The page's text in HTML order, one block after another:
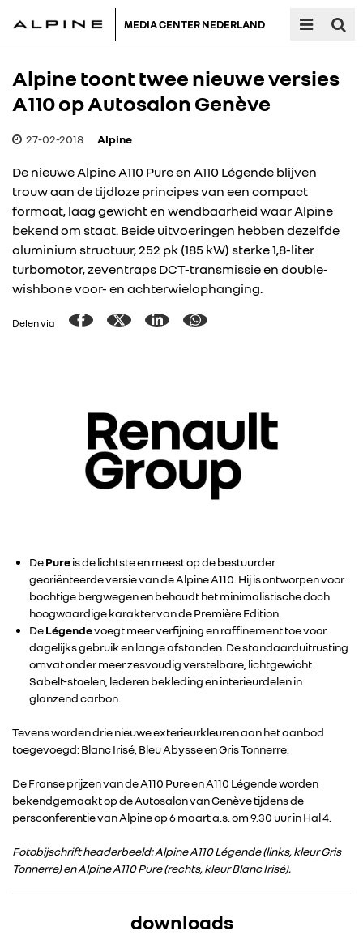
MEDIA CENTER NEDERLAND
RENAULT GROUP
RENAULT
DACIA
ALPINE
Alpine toont twee nieuwe versies
A110 op Autosalon Genève
27-02-2018 Alpine
De nieuwe Alpine A110 Pure en A110 Légende blijven
trouw aan de tijdloze principes van een compact
formaat, laag gewicht en wendbaarheid waar Alpine
bekend om staat. Beide uitvoeringen hebben dezelfde
aluminium structuur, 252 pk (185 kW) sterke 1,8-liter
turbomotor, zeventraps DCT-transmissie en double-
wishbone voor- en achterwielophanging.
Delen via
DePureis de lichtste en meest op de bestuurder
georiënteerde versie van de Alpine A110. Hij is ontworpen voor
bochtige bergwegen en behoudt het minimalistische doch
hoogwaardige karakter van de Première Edition.
DeLégendevoegt meer verfijning en raffinement toe voor
dagelijks gebruik en lange afstanden. De standaarduitrusting
omvat onder meer zesvoudig verstelbare, lichtgewicht
Sabelt-stoelen, lederen bekleding en interieurdelen in
glanzend carbon.
Tevens worden drie nieuwe exterieurkleuren aan het aanbod
toegevoegd: Blanc Irisé, Bleu Abysse en Gris Tonnerre.
De Franse prijzen van de A110 Pure en A110 Légende worden
bekendgemaakt op de Autosalon van Genève tijdens de
persconferentie van Alpine op 6 maart a.s. om 9.30 uur in Hal 4.
Fotobijschrift headerbeeld: Alpine A110 Légende (links, kleur Gris
Tonnerre) en Alpine A110 Pure (rechts, kleur Blanc Irisé).
downloads